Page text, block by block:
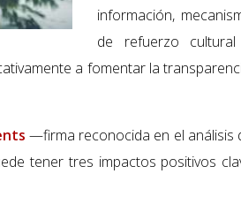
información,
de refuerzo
a fomentar la
—firma reconocida en el análisis
tener tres impactos positivos